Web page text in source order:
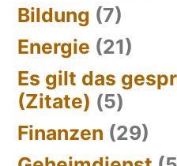
Bildung (7)
Energie (21)
Es gilt das
(Zitate) (5)
Finanzen (29)